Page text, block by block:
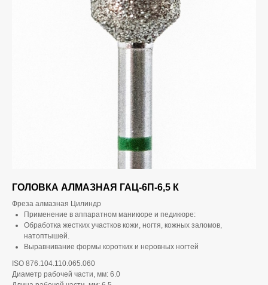
ГОЛОВКА АЛМАЗНАЯ ГАЦ-6П-6,5 К
Фреза алмазная Цилиндр
Применение в аппаратном маникюре и педикюре:
Обработка жестких участков кожи, ногтя, кожных заломов,
натоптышей.
Выравнивание формы коротких и неровных ногтей
ISO 876.104.110.065.060
Диаметр рабочей части, мм: 6.0